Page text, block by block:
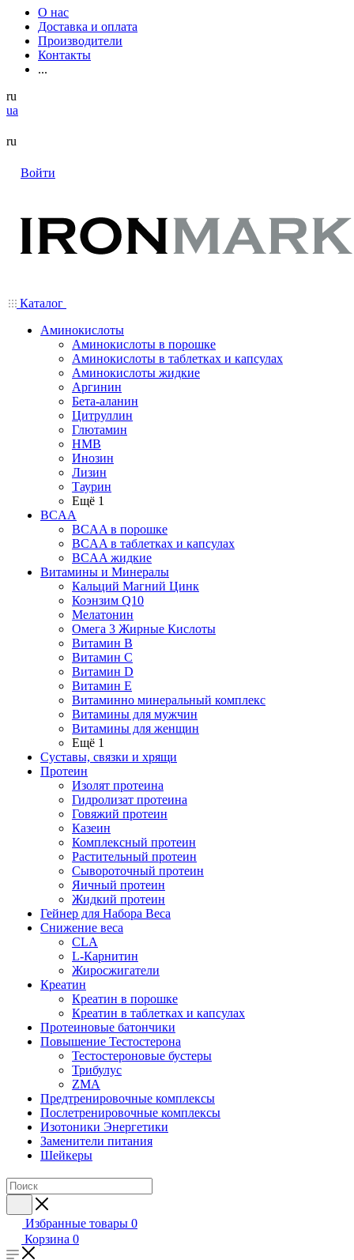
О нас
Доставка и оплата
Производители
Контакты
...
ru
ua
ru
Войти
Каталог
Аминокислоты
Аминокислоты в порошке
Аминокислоты в таблетках и капсулах
Аминокислоты жидкие
Аргинин
Бета-аланин
Цитруллин
Глютамин
HMB
Инозин
Лизин
Таурин
Ещё 1
BCAA
BCAA в порошке
BCAA в таблетках и капсулах
BCAA жидкие
Витамины и Минералы
Кальций Магний Цинк
Коэнзим Q10
Мелатонин
Омега 3 Жирные Кислоты
Витамин B
Витамин C
Витамин D
Витамин E
Витаминно минеральный комплекс
Витамины для мужчин
Витамины для женщин
Ещё 1
Суставы, связки и хрящи
Протеин
Изолят протеина
Гидролизат протеина
Говяжий протеин
Казеин
Комплексный протеин
Растительный протеин
Сывороточный протеин
Яичный протеин
Жидкий протеин
Гейнер для Набора Веса
Снижение веса
CLA
L-Карнитин
Жиросжигатели
Креатин
Креатин в порошке
Креатин в таблетках и капсулах
Протеиновые батончики
Повышение Тестостерона
Тестостероновые бустеры
Трибулус
ZMA
Предтренировочные комплексы
Послетренировочные комплексы
Изотоники Энергетики
Заменители питания
Шейкеры
Избранные товары 0
Корзина 0